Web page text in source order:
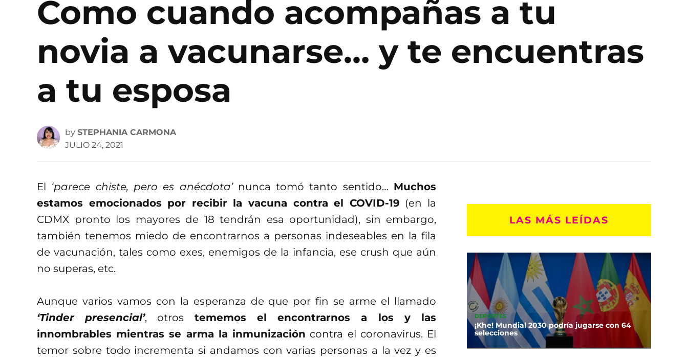
Como cuando acompañas a tu
novia a vacunarse… y te encuentras
a tu esposa
by STEPHANIA CARMONA
JULIO 24, 2021
El ‘parece chiste, pero es anécdota’nunca tomó tanto sentido… Muchos
estamos emocionados por recibir la vacuna contra el COVID-19 (en la
CDMX pronto los mayores de 18 tendrán esa oportunidad), sin embargo,
también tenemos miedo de encontrarnos a personas indeseables en la fila
de vacunación, tales como exes, enemigos de la infancia, ese crush que aún
no superas, etc.
Aunque varios vamos con la esperanza de que por fin se arme el llamado
‘Tinder presencial’, otros tememos el encontrarnos a los y las
innombrables mientras se arma la inmunización contra el coronavirus. El
temor sobre todo incrementa si andamos con varias personas a la vez y es
LAS MÁS LEÍDAS
DEPORTES
¡Khe! Mundial 2030 podría jugarse con 64
selecciones